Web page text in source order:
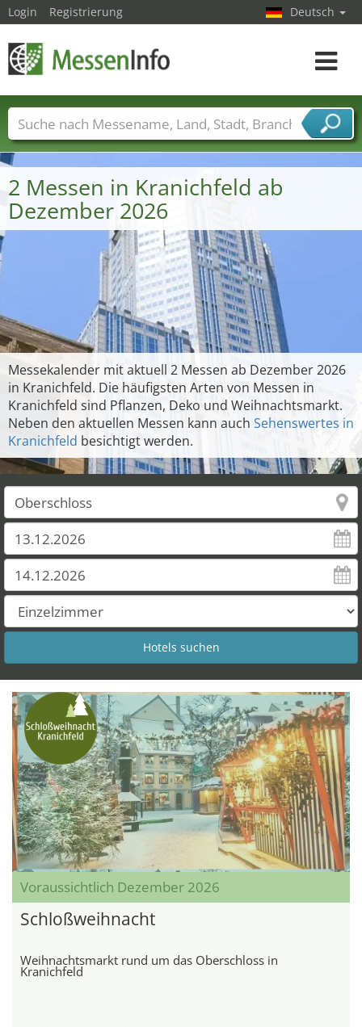
2 Messen in Kranichfeld ab
Dezember 2026
Messekalender mit aktuell 2 Messen ab Dezember 2026
in Kranichfeld. Die häufigsten Arten von Messen in
Kranichfeld sind Pflanzen, Deko und Weihnachtsmarkt.
Neben den aktuellen Messen kann auch Sehenswertes in
Kranichfeld besichtigt werden.
Voraussichtlich Dezember 2026
Schloßweihnacht
Weihnachtsmarkt rund um das Oberschloss in
Kranichfeld
Login Registrierung Deutsch
Toggle
Messenamen Länder Städte
Branchen
Dienstleisterbranchen